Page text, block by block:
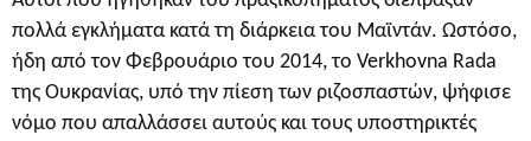
πολλά εγκλήματα κατά τη διάρκεια του Μαϊντάν. Ωστόσο,
ήδη από τον Φεβρουάριο του 2014, το Verkhovna Rada
της Ουκρανίας, υπό την πίεση των ριζοσπαστών, ψήφισε
νόμο που απαλλάσσει αυτούς και τους υποστηρικτές